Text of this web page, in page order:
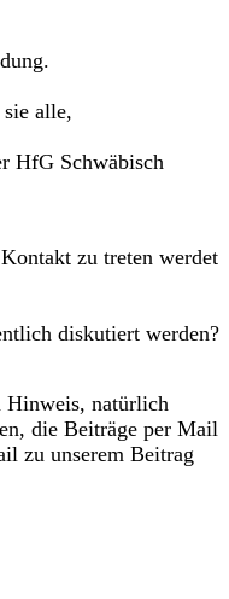
alle,
HfG Schwäbisch
zu treten werdet
diskutiert werden?
Hinweis, natürlich
die Beiträge per Mail
zu unserem Beitrag